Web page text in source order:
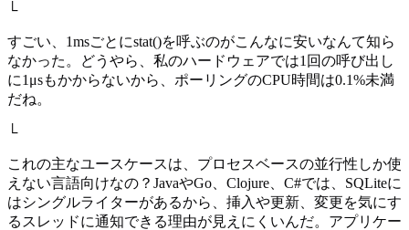
└
すごい、1msごとにstat()を呼ぶのがこんなに安いなんて知ら
なかった。どうやら、私のハードウェアでは1回の呼び出し
に1μsもかからないから、ポーリングのCPU時間は0.1%未満
だね。
└
これの主なユースケースは、プロセスベースの並行性しか使
えない言語向けなの？JavaやGo、Clojure、C#では、SQLiteに
はシングルライターがあるから、挿入や更新、変更を気にす
るスレッドに通知できる理由が見えにくいんだ。アプリケー